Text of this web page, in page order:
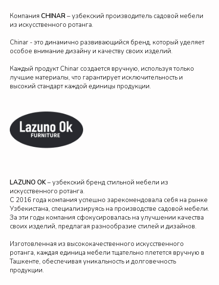
Компания CHINAR – узбекский производитель садовой мебели
из искусственного ротанга.
Chinar - это динамично развивающийся бренд, который уделяет
особое внимание дизайну и качеству своих изделий.
Каждый продукт Chinar создается вручную, используя только
лучшие материалы, что гарантирует исключительность и
высокий стандарт каждой единицы продукции.
LAZUNO OK– узбекский бренд стильной мебели из
искусственного ротанга.
С 2016 года компания успешно зарекомендовала себя на рынке
Узбекистана, специализируясь на производстве садовой мебели.
За эти годы компания сфокусировалась на улучшении качества
своих изделий, предлагая разнообразие стилей и дизайнов.
Изготовленная из высококачественного искусственного
ротанга, каждая единица мебели тщательно плетется вручную в
Ташкенте, обеспечивая уникальность и долговечность
продукции.
СЕРТИФИКАТЫ